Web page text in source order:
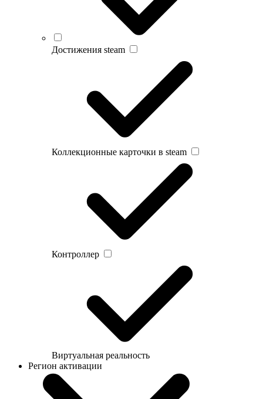
Достижения steam
Коллекционные карточки в steam
Контроллер
Виртуальная реальность
Регион активации